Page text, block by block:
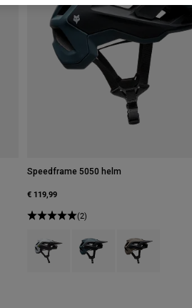
Speedframe 5050 helm
€ 119,99
(2)
Product swatch type of Zwart/Wit.
Product swatch type of
Product swatch